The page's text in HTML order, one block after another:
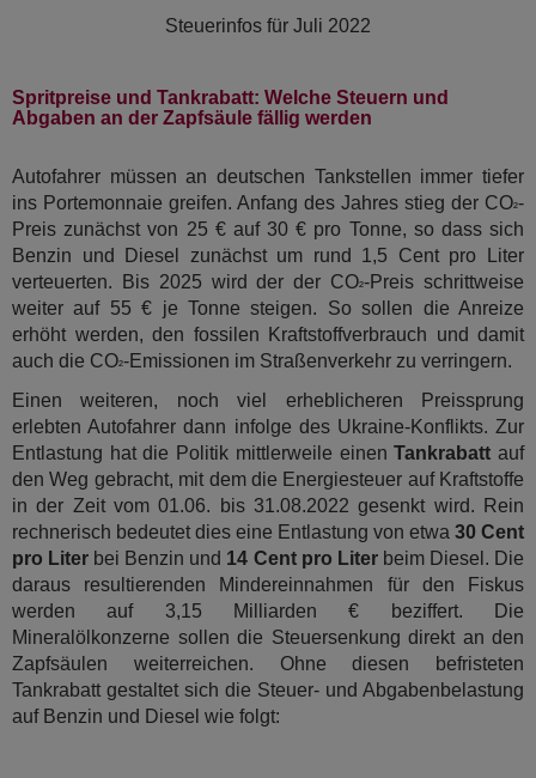
Steuerinfos für Juli 2022
Spritpreise und Tankrabatt: Welche Steuern und
Abgaben an der Zapfsäule fällig werden
Autofahrer müssen an deutschen Tankstellen immer tiefer
ins Portemonnaie greifen. Anfang des Jahres stieg der CO²-
Preis zunächst von 25 € auf 30 € pro Tonne, so dass sich
Benzin und Diesel zunächst um rund 1,5 Cent pro Liter
verteuerten. Bis 2025 wird der der CO²-Preis schrittweise
weiter auf 55 € je Tonne steigen. So sollen die Anreize
erhöht werden, den fossilen Kraftstoffverbrauch und damit
auch die CO²-Emissionen im Straßenverkehr zu verringern.
Einen weiteren, noch viel erheblicheren Preissprung
erlebten Autofahrer dann infolge des Ukraine-Konflikts. Zur
Entlastung hat die Politik mittlerweile einenTankrabattauf
den Weg gebracht, mit dem die Energiesteuer auf Kraftstoffe
in der Zeit vom 01.06. bis 31.08.2022 gesenkt wird. Rein
rechnerisch bedeutet dies eine Entlastung von etwa 30 Cent
pro Liter bei Benzin und 14 Cent pro Literbeim Diesel. Die
daraus resultierenden Mindereinnahmen für den Fiskus
werden auf 3,15 Milliarden € beziffert. Die
Mineralölkonzerne sollen die Steuersenkung direkt an den
Zapfsäulen weiterreichen. Ohne diesen befristeten
Tankrabatt gestaltet sich die Steuer- und Abgabenbelastung
auf Benzin und Diesel wie folgt: